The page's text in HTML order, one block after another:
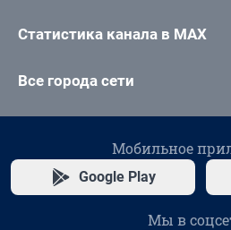
Статистика канала в MAX
Все города сети
Мобильное
Google Play
Мы в